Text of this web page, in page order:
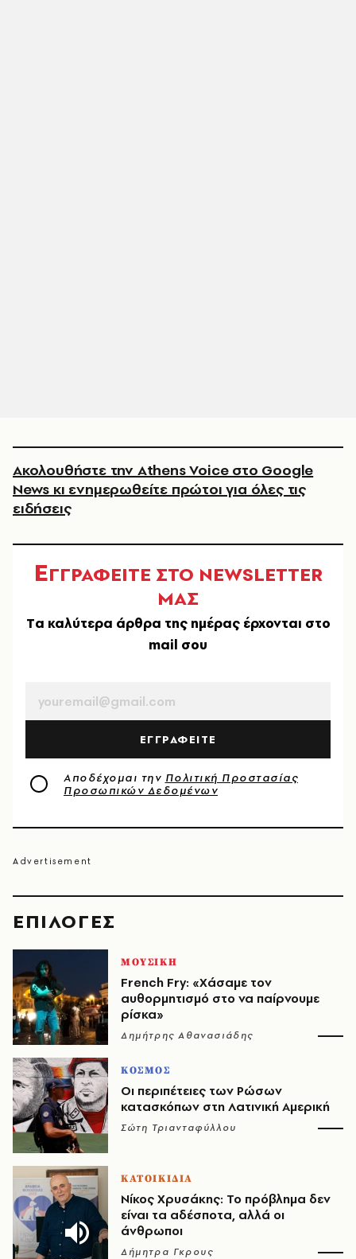
EΠΙΛΟΓΈΣ
ΜΟΥΣΙΚΗ
French Fry: «Χάσαμε τον
αυθορμητισμό στο να παίρνουμε
ρίσκα»
Δημήτρης Αθανασιάδης
ΚΟΣΜΟΣ
Οι περιπέτειες των Ρώσων
κατασκόπων στη Λατινική Αμερική
Σώτη Τριανταφύλλου
ΚΑΤΟΙΚΙΔΙΑ
Νίκος Χρυσάκης: Το πρόβλημα δεν
είναι τα αδέσποτα, αλλά οι
άνθρωποι
Δήμητρα Γκρους
Ακολουθήστε την Athens Voice στο Google
News κι ενημερωθείτε πρώτοι για όλες τις
ειδήσεις
ΕΓΓΡΑΦΕΙΤΕ ΣΤΟ NEWSLETTER
ΜΑΣ
Tα καλύτερα άρθρα της ημέρας έρχονται στο
mail σου
ΕΓΓΡΑΦΕΙΤΕ
Αποδέχομαι την Πολιτική Προστασίας
Προσωπικών Δεδομένων